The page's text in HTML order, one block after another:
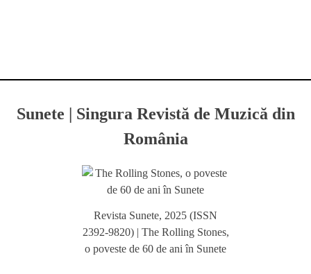
Sunete | Singura Revistă de Muzică din
România
Revista Sunete, 2025 (ISSN
2392-9820) | The Rolling Stones,
o poveste de 60 de ani în Sunete